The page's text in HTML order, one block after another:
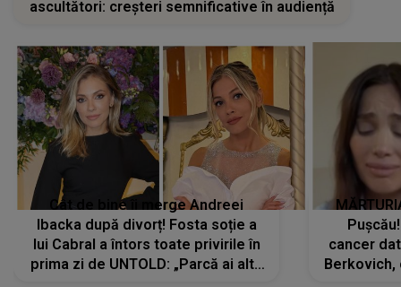
ascultători: creșteri semnificative în audiență
Cât de bine îi merge Andreei
Ibacka după divorț! Fosta soție a
lui Cabral a întors toate privirile în
prima zi de UNTOLD: „Parcă ai altă
cancer
Berkovich,